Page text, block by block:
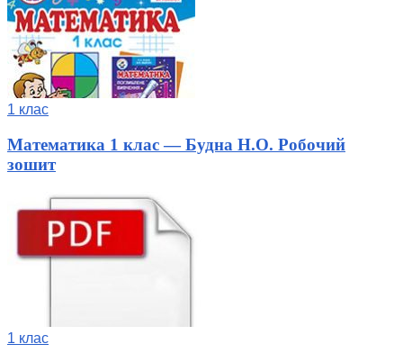
1 клас
Математика 1 клас — Будна Н.О. Робочий
зошит
1 клас